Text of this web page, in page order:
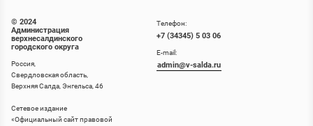
© 2024
Администрация
верхнесалдинского
городского округа
Россия,
Свердловская область,
Верхняя Салда, Энгельса, 46
Сетевое издание
«Официальный сайт правовой
Телефон:
+7 (34345) 5 03 06
E-mail:
admin@v-salda.ru